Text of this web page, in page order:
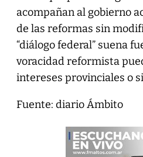
acompañan al gobierno
de las reformas sin
“diálogo federal” suena
voracidad reformista
intereses provinciales o
Fuente: diario Ámbito